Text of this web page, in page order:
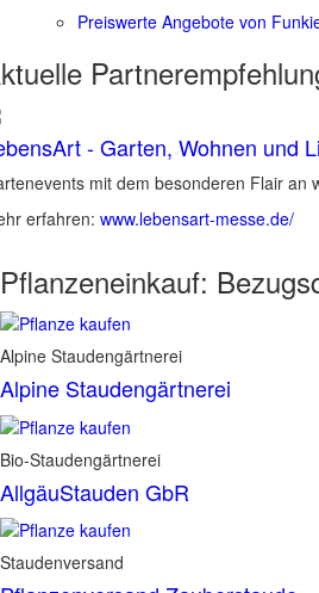
Preiswerte Angebote von
- Garten, Wohnen und
mit dem besonderen Flair an
erfahren: www.lebensart-messe.de/
Pflanzeneinkauf:
Alpine Staudengärtnerei
Alpine Staudengärtnerei
Bio-Staudengärtnerei
AllgäuStauden GbR
Staudenversand